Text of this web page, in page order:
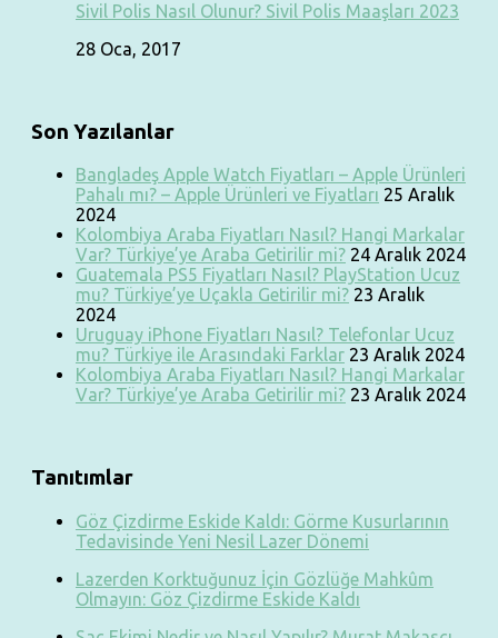
Sivil Polis Nasıl Olunur? Sivil Polis Maaşları 2023
28 Oca, 2017
Son Yazılanlar
Bangladeş Apple Watch Fiyatları – Apple Ürünleri
Pahalı mı? – Apple Ürünleri ve Fiyatları 25 Aralık
2024
Kolombiya Araba Fiyatları Nasıl? Hangi Markalar
Var? Türkiye’ye Araba Getirilir mi? 24 Aralık 2024
Guatemala PS5 Fiyatları Nasıl? PlayStation Ucuz
mu? Türkiye’ye Uçakla Getirilir mi? 23 Aralık
2024
Uruguay iPhone Fiyatları Nasıl? Telefonlar Ucuz
mu? Türkiye ile Arasındaki Farklar 23 Aralık 2024
Kolombiya Araba Fiyatları Nasıl? Hangi Markalar
Var? Türkiye’ye Araba Getirilir mi? 23 Aralık 2024
Tanıtımlar
Göz Çizdirme Eskide Kaldı: Görme Kusurlarının
Tedavisinde Yeni Nesil Lazer Dönemi
Lazerden Korktuğunuz İçin Gözlüğe Mahkûm
Olmayın: Göz Çizdirme Eskide Kaldı